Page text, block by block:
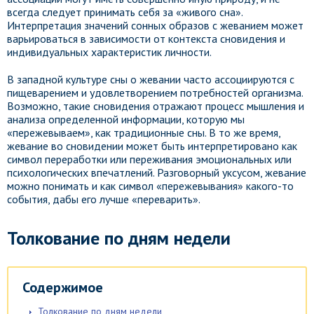
всегда следует принимать себя за «живого сна».
Интерпретация значений сонных образов с жеванием может
варьироваться в зависимости от контекста сновидения и
индивидуальных характеристик личности.
В западной культуре сны о жевании часто ассоциируются с
пищеварением и удовлетворением потребностей организма.
Возможно, такие сновидения отражают процесс мышления и
анализа определенной информации, которую мы
«пережевываем», как традиционные сны. В то же время,
жевание во сновидении может быть интерпретировано как
символ переработки или переживания эмоциональных или
психологических впечатлений. Разговорный уксусом, жевание
можно понимать и как символ «пережевывания» какого-то
события, дабы его лучше «переварить».
Толкование по дням недели
Содержимое
Толкование по дням недели